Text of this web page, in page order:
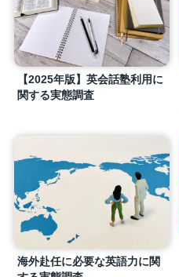
【2025年版】英会話塾利用に
関する実態調査
海外赴任に必要な英語力に関